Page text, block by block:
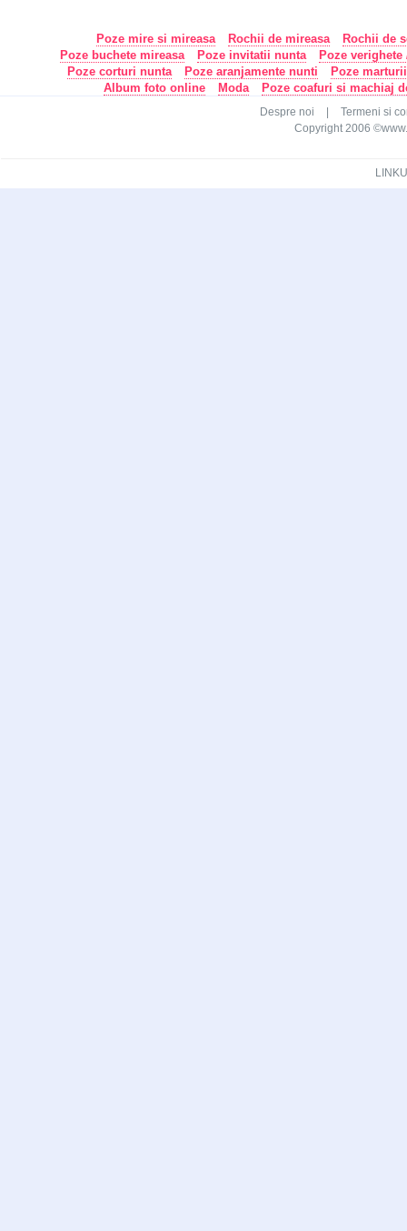
Poze mire si mireasa Rochii de mireasa
Rochii de
Poze buchete mireasa
Poze invitatii nunta
Poze
Poze corturi nunta
Poze aranjamente nunti
Poze
Album foto online
Moda Poze coafuri si machiaj
Despre noi
Termeni si
Copyright 2006